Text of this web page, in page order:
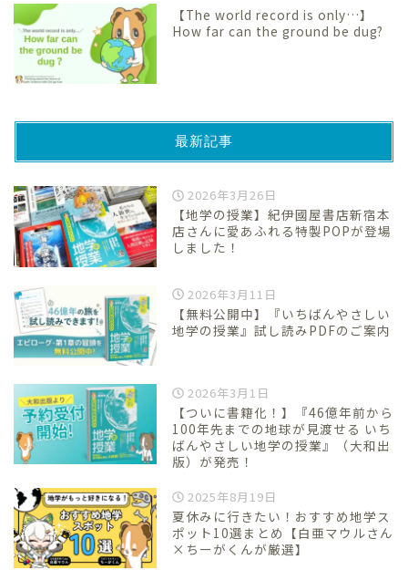
【The world record is only…】
How far can the ground be dug?
最新記事
2026年3月26日
【地学の授業】紀伊國屋書店新宿本
店さんに愛あふれる特製POPが登場
しました！
2026年3月11日
【無料公開中】『いちばんやさしい
地学の授業』試し読みPDFのご案内
2026年3月1日
【ついに書籍化！】『46億年前から
100年先までの地球が見渡せる いち
ばんやさしい地学の授業』（大和出
版）が発売！
2025年8月19日
夏休みに行きたい！おすすめ地学ス
ポット10選まとめ【白亜マウルさん
×ちーがくんが厳選】